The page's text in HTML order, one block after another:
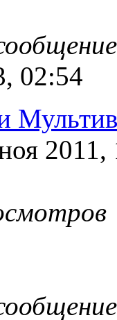
02:54
2011,